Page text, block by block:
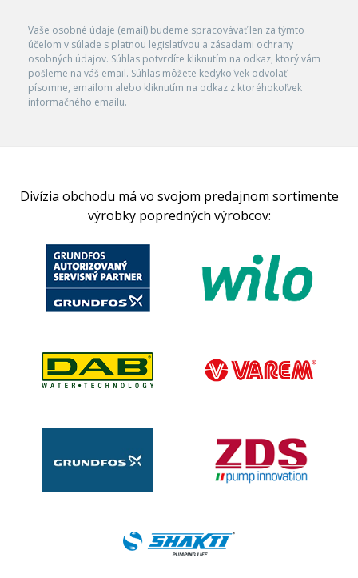
Vaše osobné údaje (email) budeme spracovávať len za týmto
účelom v súlade s platnou legislatívou a zásadami ochrany
osobných údajov. Súhlas potvrdíte kliknutím na odkaz, ktorý vám
pošleme na váš email. Súhlas môžete kedykoľvek odvolať
písomne, emailom alebo kliknutím na odkaz z ktoréhokoľvek
informačného emailu.
Divízia obchodu má vo svojom predajnom sortimente
výrobky popredných výrobcov: